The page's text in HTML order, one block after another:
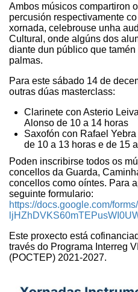
Ambos músicos compartiron
percusión respectivamente
xornada, celebrouse unha
Cultural, onde algúns dos
diante dun público que
palmas.
Para este sábado 14 de
outras dúas masterclass:
Clarinete con Asterio
Alonso de 10 a 14 horas
Saxofón con Rafael
de 10 a 13 horas e de 15
Poden inscribirse todos os
concellos da Guarda,
concellos como oíntes. Para
seguinte formulario:
https://docs.google.com/
Este proxecto está
través do Programa Interreg
(POCTEP) 2021-2027.